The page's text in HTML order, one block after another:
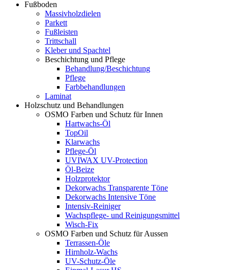
Fußboden
Massivholzdielen
Parkett
Fußleisten
Trittschall
Kleber und Spachtel
Beschichtung und Pflege
Behandlung/Beschichtung
Pflege
Farbbehandlungen
Laminat
Holzschutz und Behandlungen
OSMO Farben und Schutz für Innen
Hartwachs-Öl
TopOil
Klarwachs
Pflege-Öl
UVIWAX UV-Protection
Öl-Beize
Holzprotektor
Dekorwachs Transparente Töne
Dekorwachs Intensive Töne
Intensiv-Reiniger
Wachspflege- und Reinigungsmittel
Wisch-Fix
OSMO Farben und Schutz für Aussen
Terrassen-Öle
Hirnholz-Wachs
UV-Schutz-Öle